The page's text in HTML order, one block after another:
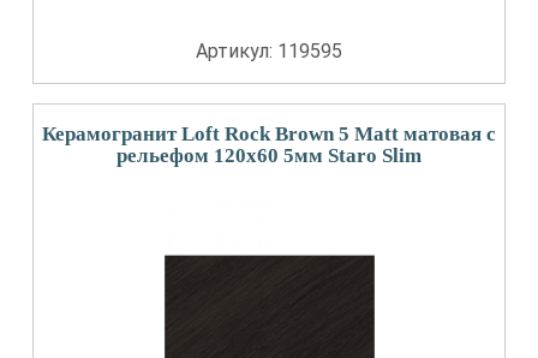
Артикул: 119595
Керамогранит Loft Rock Brown 5 Matt матовая с
рельефом 120x60 5мм Staro Slim